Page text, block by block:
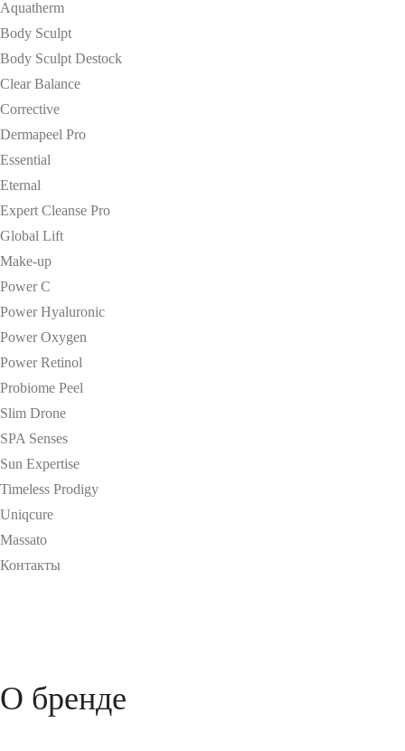
Aquatherm
Body Sculpt
Body Sculpt Destock
Clear Balance
Corrective
Dermapeel Pro
Essential
Eternal
Expert Cleanse Pro
Global Lift
Make-up
Power C
Power Hyaluronic
Power Oxygen
Power Retinol
Probiome Peel
Slim Drone
SPA Senses
Sun Expertise
Timeless Prodigy
Uniqcure
Massato
Контакты
О бренде